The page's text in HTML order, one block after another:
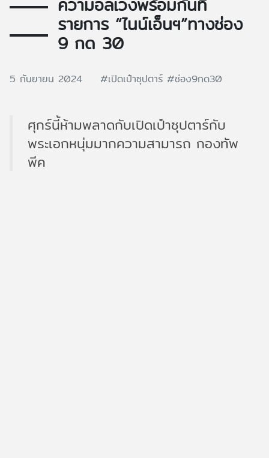
รายการ “ไนน์เอ็นฯ”ทางช่อง
9 กด 30
5 กันยายน 2024 #เปิดเป๋าซุปตาร์ #ช่อง9กด30
ศุกร์นี้ห้ามพลาดกับเปิดเป๋าซุปตาร์กับ
พระเอกหนุ่มมากความสามารถ กองทัพ
พีค